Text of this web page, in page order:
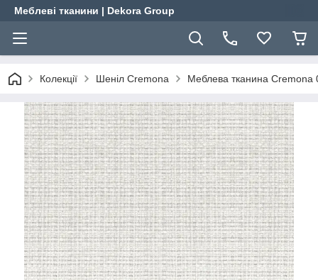
Меблеві тканини | Dekora Group
Колекції Шеніл Cremona Меблева тканина Cremona